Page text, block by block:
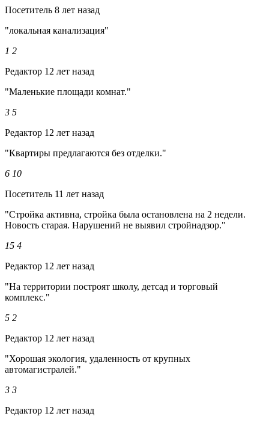
Посетитель 8 лет назад
"локальная канализация"
1 2
Редактор 12 лет назад
"Маленькие площади комнат."
3 5
Редактор 12 лет назад
"Квартиры предлагаются без отделки."
6 10
Посетитель 11 лет назад
"Стройка активна, стройка была остановлена на 2 недели.
Новость старая. Нарушений не выявил стройнадзор."
15 4
Редактор 12 лет назад
"На территории построят школу, детсад и торговый
комплекс."
5 2
Редактор 12 лет назад
"Хорошая экология, удаленность от крупных
автомагистралей."
3 3
Редактор 12 лет назад